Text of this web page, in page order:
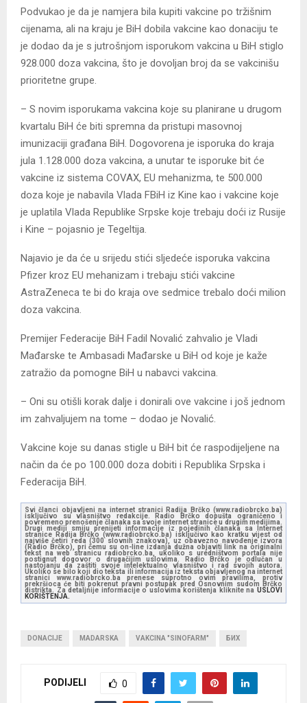
Podvukao je da je namjera bila kupiti vakcine po tržišnim
cijenama, ali na kraju je BiH dobila vakcine kao donaciju te
je dodao da je s jutrošnjom isporukom vakcina u BiH stiglo
928.000 doza vakcina, što je dovoljan broj da se vakcinišu
prioritetne grupe.
– S novim isporukama vakcina koje su planirane u drugom
kvartalu BiH će biti spremna da pristupi masovnoj
imunizaciji građana BiH. Dogovorena je isporuka do kraja
jula 1.128.000 doza vakcina, a unutar te isporuke bit će
vakcine iz sistema COVAX, EU mehanizma, te 500.000
doza koje je nabavila Vlada FBiH iz Kine kao i vakcine koje
je uplatila Vlada Republike Srpske koje trebaju doći iz Rusije
i Kine – pojasnio je Tegeltija.
Najavio je da će u srijedu stići sljedeće isporuka vakcina
Pfizer kroz EU mehanizam i trebaju stići vakcine
AstraZeneca te bi do kraja ove sedmice trebalo doći milion
doza vakcina.
Premijer Federacije BiH Fadil Novalić zahvalio je Vladi
Mađarske te Ambasadi Mađarske u BiH od koje je kaže
zatražio da pomogne BiH u nabavci vakcina.
– Oni su otišli korak dalje i donirali ove vakcine i još jednom
im zahvaljujem na tome – dodao je Novalić.
Vakcine koje su danas stigle u BiH bit će raspodijeljene na
način da će po 100.000 doza dobiti i Republika Srpska i
Federacija BiH.
Svi članci objavljeni na internet stranici Radija Brčko (www.radiobrcko.ba)
isključivo su vlasništvo redakcije. Radio Brčko dopušta ograničeno i
povremeno prenošenje članaka sa svoje internet stranice u drugim medijima.
Drugi mediji smiju prenijeti informacije iz pojedinih članaka sa Internet
stranice Radija Brčko (www.radiobrcko.ba) isključivo kao kratku vijest od
najviše četiri reda (300 slovnih znakova), uz obavezno navođenje izvora
(Radio Brčko), pri čemu su on-line izdanja dužna objaviti link na originalni
tekst na web stranicu radiobrcko.ba, ukoliko s uredništvom portala nije
postignut dogovor o drugačijim uslovima. Radio Brčko je odlučan u
nastojanju da zaštiti svoje intelektualno vlasništvo i rad svojih autora.
Ukoliko se bilo koji dio teksta ili informacija iz teksta objavljenog na internet
stranici www.radiobrcko.ba prenese suprotno ovim pravilima, protiv
prekršioca će biti pokrenut pravni postupak pred Osnovnim sudom Brčko
distrikta. Za detaljnije informacije o uslovima korištenja kliknite na USLOVI
KORIŠTENJA.
DONACIJE MADARSKA VAKCINA "SINOFARM" БИХ
PODIJELI 0